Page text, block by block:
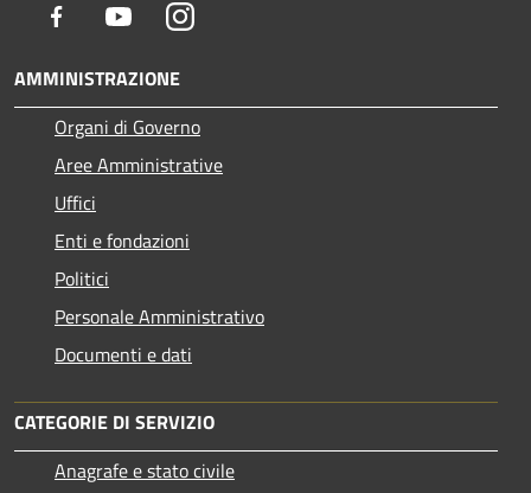
Facebook YoutubeInstagram
AMMINISTRAZIONE
Organi di Governo
Aree Amministrative
Uffici
Enti e fondazioni
Politici
Personale Amministrativo
Documenti e dati
CATEGORIE DI SERVIZIO
Anagrafe e stato civile